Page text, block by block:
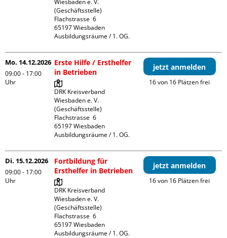
Wiesbaden e. V.
(Geschäftsstelle)
Flachstrasse  6
65197 Wiesbaden
Ausbildungsräume / 1. OG.
Mo. 14.12.2026
09:00 - 17:00
Uhr
Erste Hilfe / Ersthelfer
in Betrieben
DRK Kreisverband
Wiesbaden e. V.
(Geschäftsstelle)
Flachstrasse  6
65197 Wiesbaden
Ausbildungsräume / 1. OG.
jetzt anmelden
16 von 16 Plätzen frei
Di. 15.12.2026
09:00 - 17:00
Uhr
Fortbildung für
Ersthelfer in Betrieben
DRK Kreisverband
Wiesbaden e. V.
(Geschäftsstelle)
Flachstrasse  6
65197 Wiesbaden
Ausbildungsräume / 1. OG.
jetzt anmelden
16 von 16 Plätzen frei